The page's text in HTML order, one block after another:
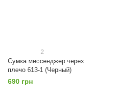
2
Сумка мессенджер через
плечо 613-1 (Черный)
690 грн